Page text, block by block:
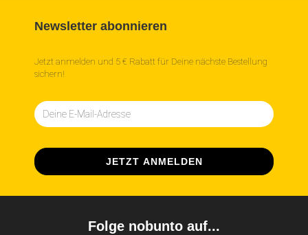
Newsletter abonnieren
Jetzt anmelden und 5 € Rabatt für Deine nächste Bestellung
sichern!
Folge nobunto auf...